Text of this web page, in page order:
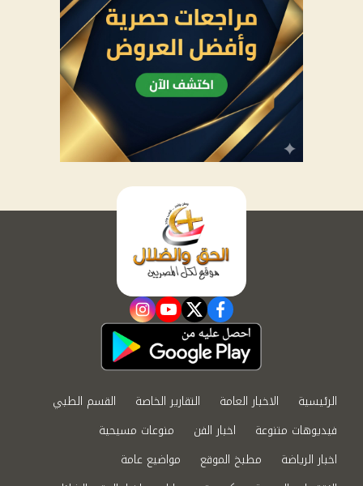
facebook
twitter
youtube
instagram
الرئيسية الاخبار العامة التقارير الخاصة
القسم الطبي
فيديوهات متنوعة
اخبار الفن
منوعات مسيحية
اخبار الرياضة
مطبخ الموقع
مواضيع عامة